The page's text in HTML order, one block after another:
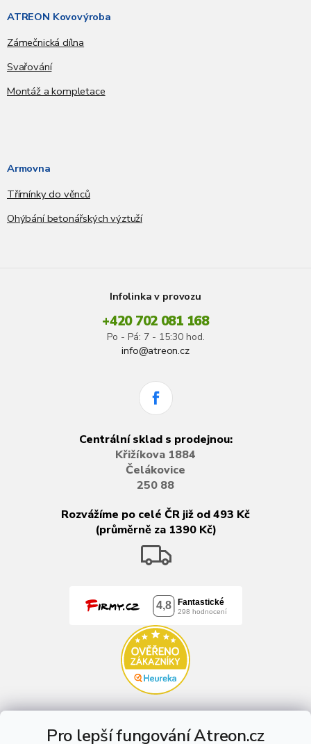
Pro lepší fungování Atreon.cz
ATREON Kovovýroba
Zámečnická dílna
Svařování
Montáž a kompletace
Armovna
Třímínky do věnců
Ohýbání betonářských výztuží
Infolinka v provozu
+420 702 081 168
Po - Pá: 7 - 15:30 hod.
info@atreon.cz
Centrální sklad s prodejnou:
Křižíkova 1884
Čelákovice
250 88
Rozvážíme po celé ČR již od 493 Kč
(průměrně za 1390 Kč)